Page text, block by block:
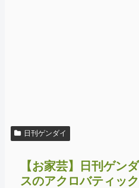
日刊ゲンダイ
【お家芸】日刊ゲン
スのアクロバティッ